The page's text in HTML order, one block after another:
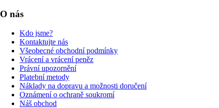
O nás
Kdo jsme?
Kontaktujte nás
Všeobecné obchodní podmínky
Vrácení a vrácení peněz
Právní upozornění
Platební metody
Náklady na dopravu a možnosti doručení
Oznámení o ochraně soukromí
Náš obchod